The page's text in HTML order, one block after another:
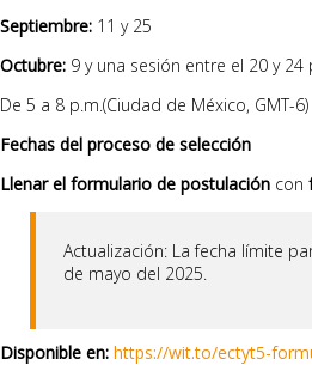
Septiembre: 11 y 25
Octubre: 9 y una sesión entre el 20 y
De 5 a 8 p.m.(Ciudad de México, GMT-6)
Fechas del proceso de selección
Llenar el formulario de postulación con
Actualización: La fecha límite
de mayo del 2025.
Disponible en: https://wit.to/ectyt5-